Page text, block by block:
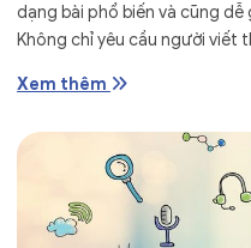
dạng bài phổ biến và cũng dễ
Không chỉ yêu cầu người viết
Xem thêm